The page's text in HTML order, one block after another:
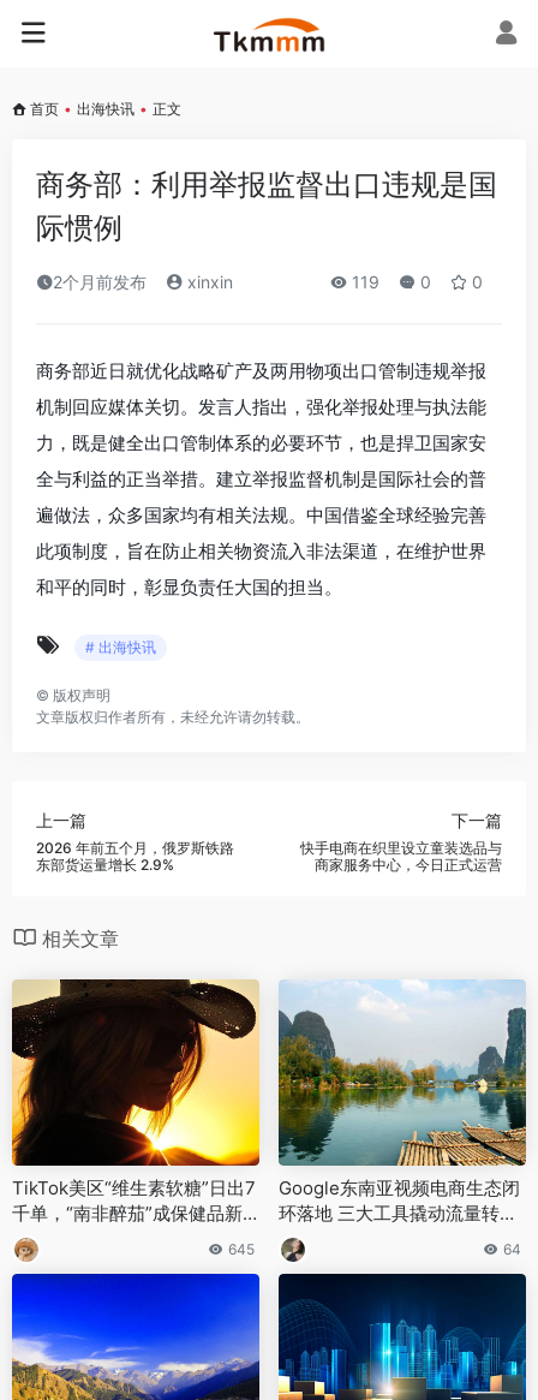
首页 • 出海快讯 • 正文
商务部：利用举报监督出口违规是国
际惯例
2个月前发布 xinxin 119 0 0
商务部近日就优化战略矿产及两用物项出口管制违规举报
机制回应媒体关切。发言人指出，强化举报处理与执法能
力，既是健全出口管制体系的必要环节，也是捍卫国家安
全与利益的正当举措。建立举报监督机制是国际社会的普
遍做法，众多国家均有相关法规。中国借鉴全球经验完善
此项制度，旨在防止相关物资流入非法渠道，在维护世界
和平的同时，彰显负责任大国的担当。
# 出海快讯
© 版权声明
文章版权归作者所有，未经允许请勿转载。
上一篇
2026 年前五个月，俄罗斯铁路
东部货运量增长 2.9%
下一篇
快手电商在织里设立童装选品与
商家服务中心，今日正式运营
相关文章
TikTok美区“维生素软糖”日出7
千单，“南非醉茄”成保健品新
宠
645
Google东南亚视频电商生态闭
环落地 三大工具撬动流量转化
效率跃升
64